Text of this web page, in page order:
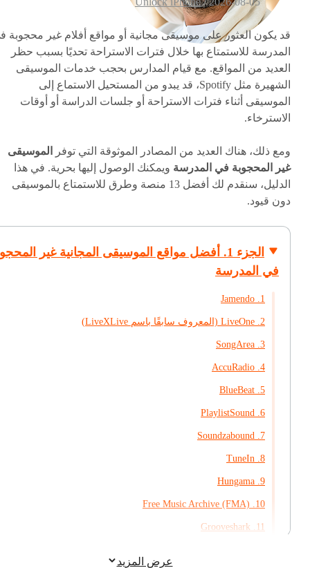
قد يكون العثور على موسيقى مجانية أو مواقع أفلام غير محجوبة
المدرسة للاستمتاع بها خلال فترات الاستراحة تحديًا بسبب حظر
العديد من المواقع. مع قيام المدارس بحجب خدمات الموسيقى
الشهيرة مثل Spotify، قد يبدو من المستحيل الاستماع إلى
الموسيقى أثناء فترات الاستراحة أو جلسات الدراسة أو أوقات
الاسترخاء.
ومع ذلك، هناك العديد من المصادر الموثوقة التي توفر
الموسيقى
غير المحجوبة في المدرسة ويمكنك الوصول إليها بحرية. في هذا
الدليل، سنقدم لك أفضل 13 منصة وطرق للاستمتاع بالموسيقى
دون قيود.
الجزء 1. أفضل مواقع الموسيقى المجانية غير
في المدرسة
1. Jamendo
2. LiveOne (المعروف سابقًا باسم LiveXLive)
3. SongArea
4. AccuRadio
5. BlueBeat
6. PlaylistSound
7. Soundzabound
8. TuneIn
9. Hungama
10. Free Music Archive (FMA)
11. Grooveshark
عرض المزيد